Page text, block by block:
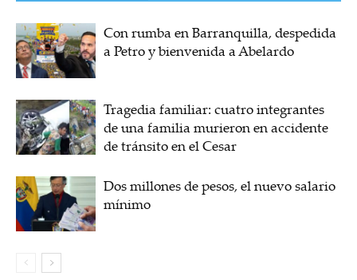
Con rumba en Barranquilla, despedida
a Petro y bienvenida a Abelardo
Tragedia familiar: cuatro integrantes
de una familia murieron en accidente
de tránsito en el Cesar
Dos millones de pesos, el nuevo salario
mínimo